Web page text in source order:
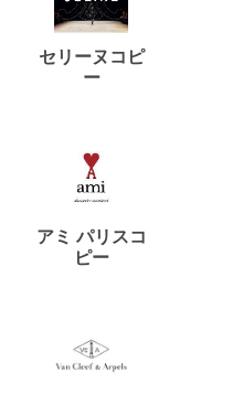
セリーヌコピ
ー
アミ パリスコ
ピー